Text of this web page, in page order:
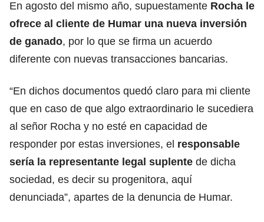
En agosto del mismo año, supuestamente Rocha le
ofrece al cliente de Humar una nueva inversión
de ganado, por lo que se firma un acuerdo
diferente con nuevas transacciones bancarias.
“En dichos documentos quedó claro para mi cliente
que en caso de que algo extraordinario le sucediera
al señor Rocha y no esté en capacidad de
responder por estas inversiones, el responsable
sería la representante legal suplente de dicha
sociedad, es decir su progenitora, aquí
denunciada”, apartes de la denuncia de Humar.